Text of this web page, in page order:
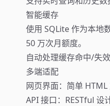
智能缓存
使用 SQLite 作为本地
50 万次月额度。
自动处理缓存命中/失
多端适配
网页界面：简单 HTML
API 接口：RESTful 设